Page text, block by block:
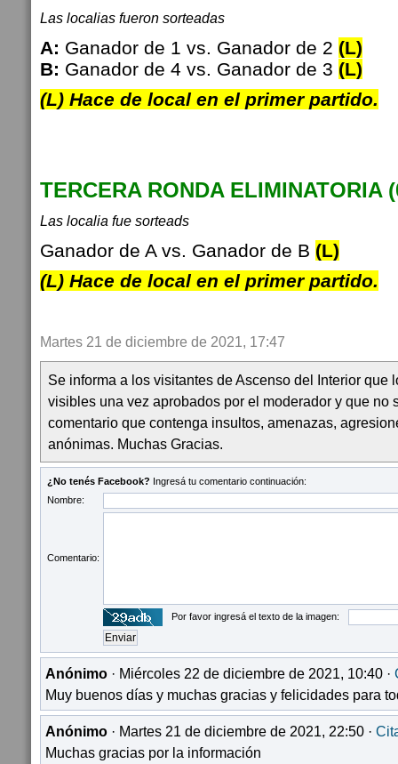
Las localias fueron sorteadas
A: Ganador de 1 vs. Ganador de 2 (L)
B: Ganador de 4 vs. Ganador de 3 (L)
(L) Hace de local en el primer partido.
TERCERA RONDA ELIMINATORIA
Las localia fue sorteads
Ganador de A vs. Ganador de B (L)
(L) Hace de local en el primer partido.
Martes 21 de diciembre de 2021, 17:47
Se informa a los visitantes de Ascenso del Interior que
visibles una vez aprobados por el moderador y que no
comentario que contenga insultos, amenazas,
anónimas. Muchas Gracias.
¿No tenés Facebook? Ingresá tu comentario continuación:
Nombre:
Comentario:
Por favor ingresá el texto de la imagen:
Anónimo · Miércoles 22 de diciembre de 2021, 10:40 ·
Muy buenos días y muchas gracias y felicidades para
Anónimo · Martes 21 de diciembre de 2021, 22:50 ·
Muchas gracias por la información